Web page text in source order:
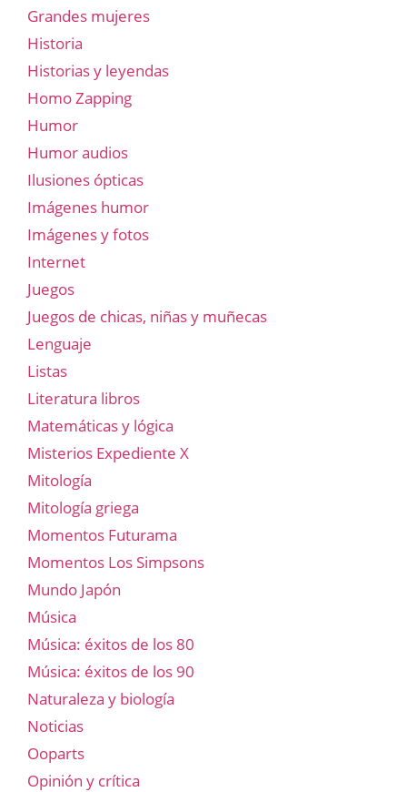
Grandes mujeres
Historia
Historias y leyendas
Homo Zapping
Humor
Humor audios
Ilusiones ópticas
Imágenes humor
Imágenes y fotos
Internet
Juegos
Juegos de chicas, niñas y muñecas
Lenguaje
Listas
Literatura libros
Matemáticas y lógica
Misterios Expediente X
Mitología
Mitología griega
Momentos Futurama
Momentos Los Simpsons
Mundo Japón
Música
Música: éxitos de los 80
Música: éxitos de los 90
Naturaleza y biología
Noticias
Ooparts
Opinión y crítica